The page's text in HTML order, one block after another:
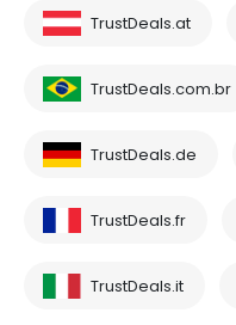
TrustDeals.at
TrustDeals.com.br
TrustDeals.de
TrustDeals.fr
TrustDeals.it